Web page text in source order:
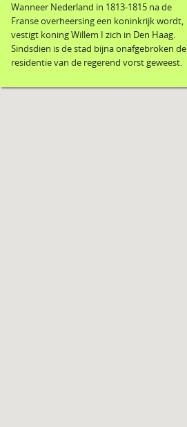
Wanneer Nederland in 1813-1815 na de
Franse overheersing een koninkrijk wordt,
vestigt koning Willem I zich in Den Haag.
Sindsdien is de stad bijna onafgebroken de
residentie van de regerend vorst geweest.